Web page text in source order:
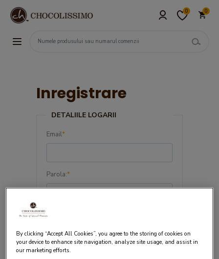
0 0
Inregistrare
DETALIILE LOGARII
Email*
Parola:*
Confirma parola:
By clicking “Accept All Cookies”, you agree to the storing of cookies on
your device to enhance site navigation, analyze site usage, and assist in
our marketing efforts.